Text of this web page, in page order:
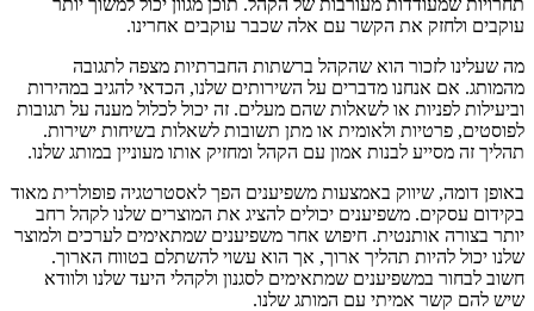
עוקבים ולחזק את הקשר עם אלה שכבר עוקבים אחרינו.
מה שעלינו לזכור הוא שהקהל ברשתות החברתיות מצפה לתגובה
מהמותג. אם אנחנו מדברים על השירותים שלנו, הכדאי להגיב במהירות
וביעילות לפניות או לשאלות שהם מעלים. זה יכול לכלול מענה על תגובות
לפוסטים, פרטיות ולאומית או מתן תשובות לשאלות בשיחות ישירות.
תהליך זה מסייע לבנות אמון עם הקהל ומחזיק אותו מעוניין במותג שלנו.
באופן דומה, שיווק באמצעות משפיענים הפך לאסטרטגיה פופולרית מאוד
בקידום עסקים. משפיענים יכולים להציג את המוצרים שלנו לקהל רחב
יותר בצורה אותנטית. חיפוש אחר משפיענים שמתאימים לערכים ולמוצר
שלנו יכול להיות תהליך ארוך, אך הוא עשוי להשתלם בטווח הארוך.
חשוב לבחור במשפיענים שמתאימים לסגנון ולקהלי היעד שלנו ולוודא
שיש להם קשר אמיתי עם המותג שלנו.